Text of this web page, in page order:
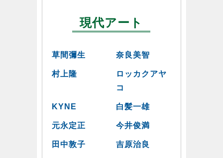
現代アート
草間彌生 奈良美智
村上隆
ロッカクアヤ
コ
KYNE 白髪一雄
元永定正 今井俊満
田中敦子 吉原治良